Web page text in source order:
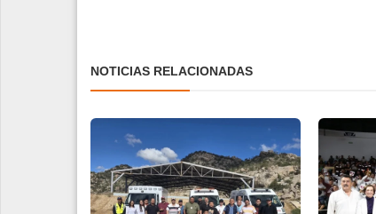
NOTICIAS RELACIONADAS